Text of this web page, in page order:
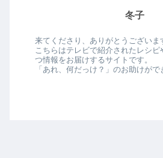
冬子
来てくださり、ありがとうございま
こちらはテレビで紹介されたレシピ
つ情報をお届けするサイトです。
「あれ、何だっけ？」のお助けがで